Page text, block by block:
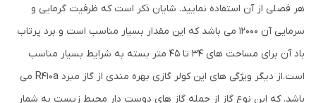
هر فصلی از آن استفاده نمایید. شایان ذکر است که ظرفیت گرمایی و
سرمایی آن 12000 می باشد که این مقدار بسیار مناسب است و برد پرتاب
باد آن برای مساحت های 34 تا 45 متر بسته به شرایط بسیار مناسب
است.از دیگر ویژگی های این کولر گازی بهره مندی از گاز مبرد R410a می
باشد. که این نوع گاز از جمله گاز های دوست دار محیط زیست به شمار